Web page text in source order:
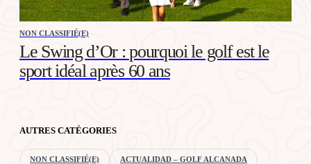
NON CLASSIFIÉ(E)
Le Swing d’Or : pourquoi le golf est le
sport idéal après 60 ans
AUTRES CATÉGORIES
NON CLASSIFIÉ(E) ACTUALIDAD – GOLF ALCANADA